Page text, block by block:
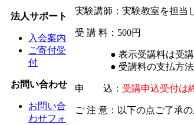
法人サポート
入会案内
ご寄付受
付
お問い合わせ
お問い合
わせフォ
実験講師：実験教室を担当
受 講 料：500円
● 表示受講料は受
● 受講料の支払方
申 込： 受講申込受付は
ご 注 意：以下の点ご了承